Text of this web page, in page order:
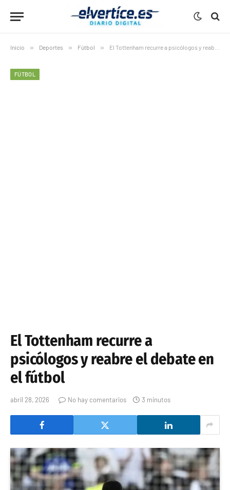
Inicio » Deportes » Fútbol » El Tottenham recurre a psicólogos y reabre el debate en el fútbol
FÚTBOL
El Tottenham recurre a
psicólogos y reabre el debate en
el fútbol
abril 28, 2026 No hay comentarios 3 minutos